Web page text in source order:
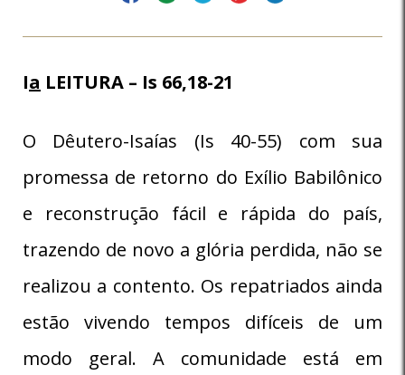
Ia LEITURA – Is 66,18-21
O Dêutero-Isaías (Is 40-55) com sua
promessa de retorno do Exílio Babilônico
e reconstrução fácil e rápida do país,
trazendo de novo a glória perdida, não se
realizou a contento. Os repatriados ainda
estão vivendo tempos difíceis de um
modo geral. A comunidade está em